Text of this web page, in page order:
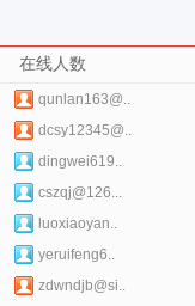
在线人数
qunlan163@..
dcsy12345@..
dingwei619..
cszqj@126...
luoxiaoyan..
yeruifeng6..
zdwndjb@si..